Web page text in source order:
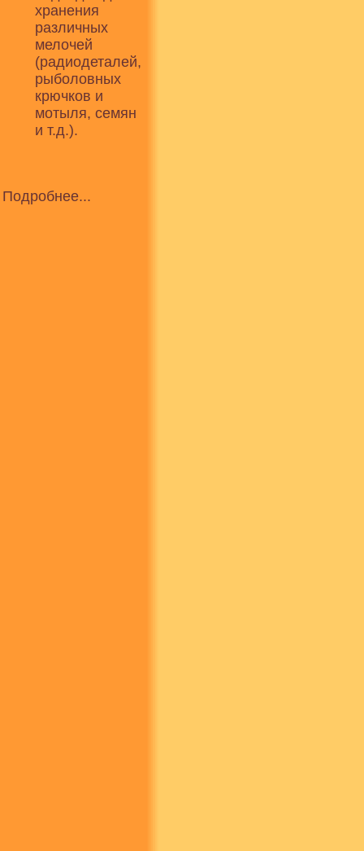
хранения
различных
мелочей
(радиодеталей,
рыболовных
крючков и
мотыля, семян
и т.д.).
Подробнее...